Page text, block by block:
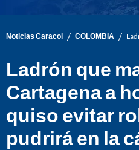
Noticias Caracol / COLOMBIA /
Ladrón que
Cartagena a
quiso evitar
pudrirá en la